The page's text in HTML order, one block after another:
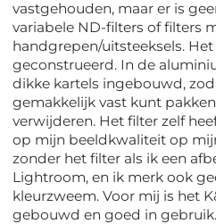
vastgehouden, maar er is
variabele ND-filters of filters
handgrepen/uitsteeksels.
geconstrueerd. In de
dikke kartels ingebouwd,
gemakkelijk vast kunt
verwijderen. Het filter zelf
op mijn beeldkwaliteit op
zonder het filter als ik een
Lightroom, en ik merk ook
kleurzweem. Voor mij is het
gebouwd en goed in gebruik.